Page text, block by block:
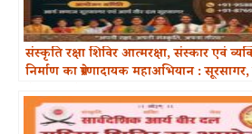
संस्कृति रक्षा शिविर आत्मरक्षा, संस्कार एवं
निर्माण का प्रेरणादायक महाअभियान :
(राजस्थान)